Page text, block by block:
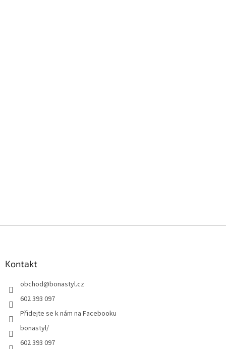
Kontakt
obchod@bonastyl.cz
602 393 097
Přidejte se k nám na Facebooku
bonastyl/
602 393 097